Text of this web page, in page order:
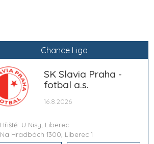
Chance Liga
SK Slavia Praha -
fotbal a.s.
16.8.2026
Hřiště: U Nisy, Liberec
Na Hradbách 1300, Liberec 1